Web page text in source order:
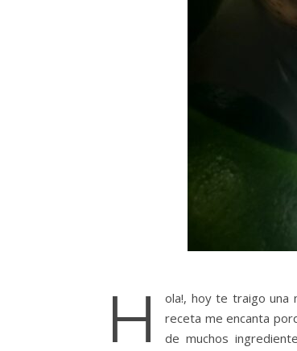
H
ola!, hoy te traigo una
receta me encanta
de muchos